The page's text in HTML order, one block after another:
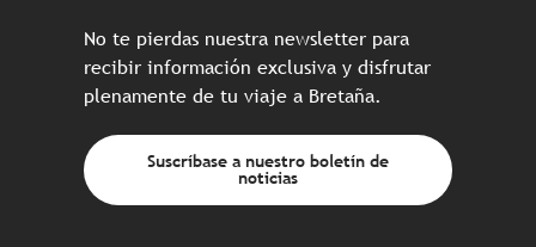
No te pierdas nuestra newsletter para
recibir información exclusiva y disfrutar
plenamente de tu viaje a Bretaña.
Suscríbase a nuestro boletín de
noticias